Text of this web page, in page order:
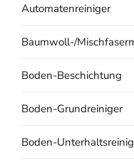
Automatenreiniger
Baumwoll-/
Boden-Beschichtung
Boden-Grundreiniger
Boden-